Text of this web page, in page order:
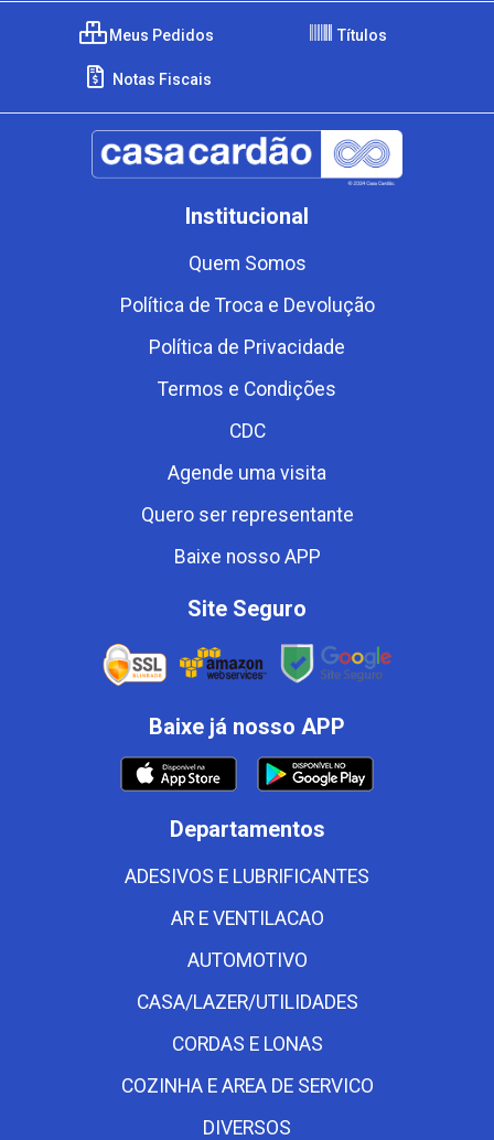
Meus Pedidos Títulos
Notas Fiscais
Institucional
Quem Somos
Política de Troca e Devolução
Política de Privacidade
Termos e Condições
CDC
Agende uma visita
Quero ser representante
Baixe nosso APP
Site Seguro
Baixe já nosso APP
Departamentos
ADESIVOS E LUBRIFICANTES
AR E VENTILACAO
AUTOMOTIVO
CASA/LAZER/UTILIDADES
CORDAS E LONAS
COZINHA E AREA DE SERVICO
DIVERSOS